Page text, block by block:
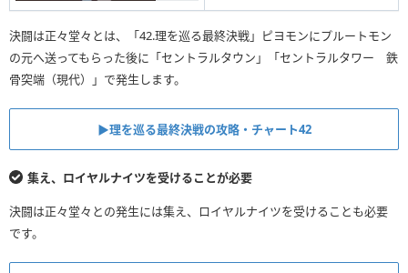
決闘は正々堂々とは、「42.理を巡る最終決戦」ピヨモンにプルートモン
の元へ送ってもらった後に「セントラルタウン」「セントラルタワー 鉄
骨突端（現代）」で発生します。
▶︎理を巡る最終決戦の攻略・チャート42
集え、ロイヤルナイツを受けることが必要
決闘は正々堂々との発生には集え、ロイヤルナイツを受けることも必要
です。